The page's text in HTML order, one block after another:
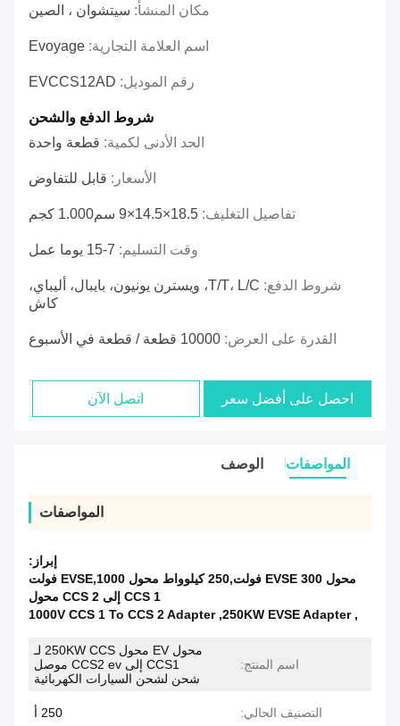
مكان المنشأ: سيتشوان ، الصين
اسم العلامة التجارية: Evoyage
رقم الموديل: EVCCS12AD
شروط الدفع والشحن
الحد الأدنى لكمية: قطعة واحدة
الأسعار: قابل للتفاوض
تفاصيل التغليف: 18.5×14.5×9 سم1.000 كجم
وقت التسليم: 7-15 يوما عمل
شروط الدفع:
T/T، L/C، ويسترن يونيون، بايبال، أليباي،
كاش
القدرة على العرض: 10000 قطعة / قطعة في الأسبوع
احصل على أفضل سعر اتصل الآن
المواصفات الوصف
المواصفات
إبراز:
محول EVSE 300 فولت,250 كيلوواط محول EVSE,1000 فولت
CCS 1 إلى CCS 2 محول
,
250KW EVSE Adapter
,
1000V CCS 1 To CCS 2 Adapter
اسم المنتج:
محول EV محول 250KW CCS لـ
CCS1 إلى CCS2 ev موصل
شحن لشحن السيارات الكهربائية
التصنيف الحالي: 250 أ